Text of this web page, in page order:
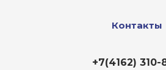
Контакты
+7(4162) 310-